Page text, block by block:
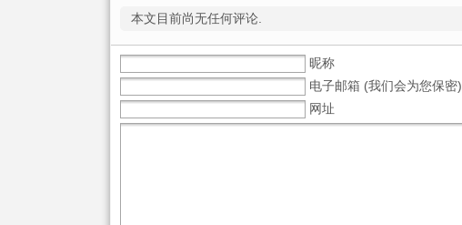
本文目前尚无任何评论.
昵称
电子邮箱 (我们会为您保密)
网址